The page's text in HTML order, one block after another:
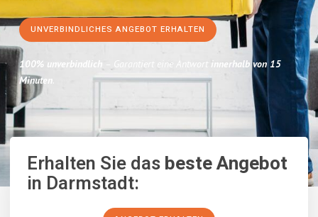
UNVERBINDLICHES ANGEBOT ERHALTEN
100% unverbindlich – Garantiert eine Antwort innerhalb von 15
Minuten.
Erhalten Sie dasbeste Angebot
in Darmstadt: